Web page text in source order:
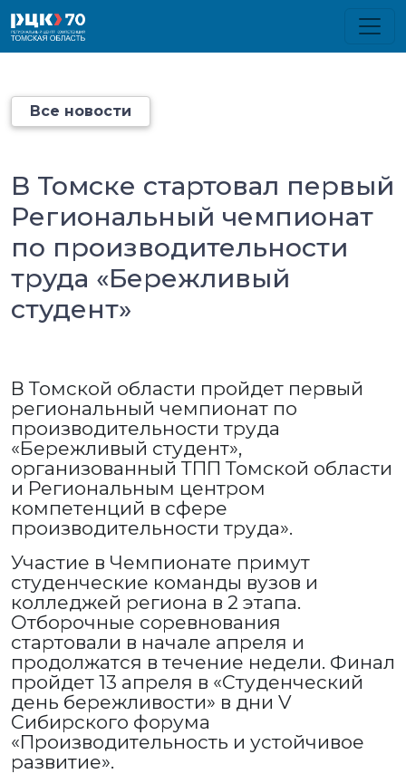
Все новости
В Томске стартовал первый
Региональный чемпионат
по производительности
труда «Бережливый
студент»
В Томской области пройдет первый
региональный чемпионат по
производительности труда
«Бережливый студент»,
организованный ТПП Томской области
и Региональным центром
компетенций в сфере
производительности труда».
Участие в Чемпионате примут
студенческие команды вузов и
колледжей региона в 2 этапа.
Отборочные соревнования
стартовали в начале апреля и
продолжатся в течение недели. Финал
пройдет 13 апреля в «Студенческий
день бережливости» в дни V
Сибирского форума
«Производительность и устойчивое
развитие».